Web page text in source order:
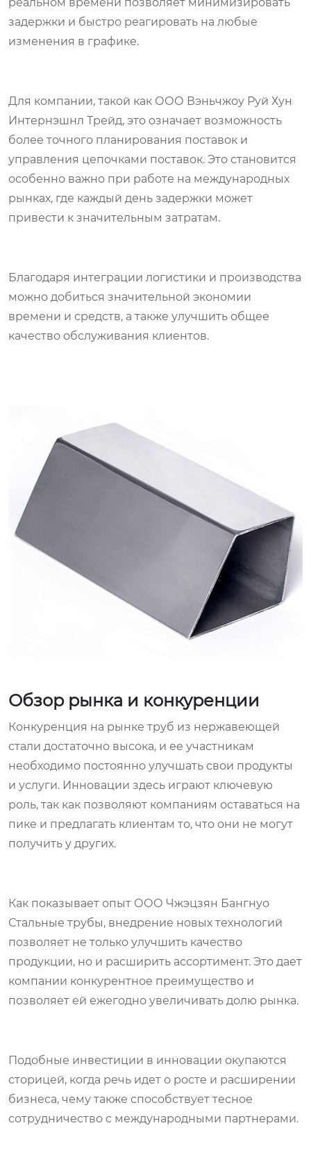
задержки и быстро реагировать на любые
изменения в графике.
Для компании, такой как ООО Вэньчжоу Руй Хун
Интернэшнл Трейд, это означает возможность
более точного планирования поставок и
управления цепочками поставок. Это становится
особенно важно при работе на международных
рынках, где каждый день задержки может
привести к значительным затратам.
Благодаря интеграции логистики и производства
можно добиться значительной экономии
времени и средств, а также улучшить общее
качество обслуживания клиентов.
Обзор рынка и конкуренции
Конкуренция на рынке труб из нержавеющей
стали достаточно высока, и ее участникам
необходимо постоянно улучшать свои продукты
и услуги. Инновации здесь играют ключевую
роль, так как позволяют компаниям оставаться на
пике и предлагать клиентам то, что они не могут
получить у других.
Как показывает опыт ООО Чжэцзян Бангнуо
Стальные трубы, внедрение новых технологий
позволяет не только улучшить качество
продукции, но и расширить ассортимент. Это дает
компании конкурентное преимущество и
позволяет ей ежегодно увеличивать долю рынка.
Подобные инвестиции в инновации окупаются
сторицей, когда речь идет о росте и расширении
бизнеса, чему также способствует тесное
сотрудничество с международными партнерами.